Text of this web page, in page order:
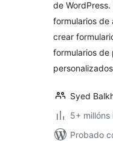
de
formularios de
crear
formularios de
Syed
5+
Probado